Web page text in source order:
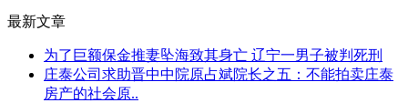
最新文章
为了巨额保金推妻坠海致其身亡 辽宁一男子被判死刑
庄泰公司求助晋中中院原占斌院长之五：不能拍卖庄泰
房产的社会原..